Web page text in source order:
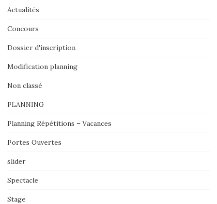
Actualités
Concours
Dossier d'inscription
Modification planning
Non classé
PLANNING
Planning Répétitions – Vacances
Portes Ouvertes
slider
Spectacle
Stage